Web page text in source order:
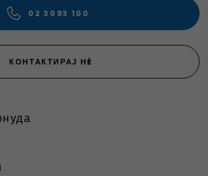
02 3093 100
КОНТАКТИРАЈ НÈ